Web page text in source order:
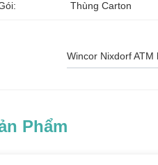
Thùng Carton
Wincor Nixdorf ATM
Phẩm